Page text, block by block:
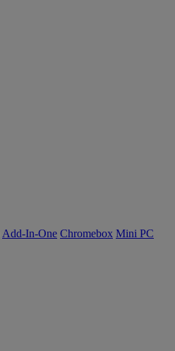
Add-In-One Chromebox Mini PC